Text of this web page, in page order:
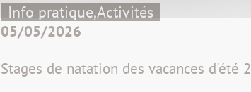
Info pratique,Activités
05/05/2026
Stages de natation des vacances d'été